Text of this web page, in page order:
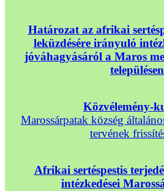
Határozat az afrikai
leküzdésére irányuló
jóváhagyásáról a Maros
településen
Közvélemény-
Marossárpatak község
tervének
Afrikai sertéspestis
intézkedései